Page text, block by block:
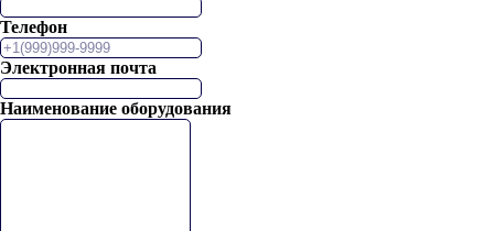
Телефон
Электронная почта
Наименование оборудования